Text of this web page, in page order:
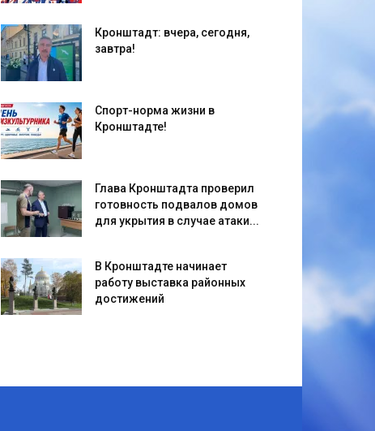
Кронштадт: вчера, сегодня,
завтра!
Спорт-норма жизни в
Кронштадте!
Глава Кронштадта проверил
готовность подвалов домов
для укрытия в случае атаки...
В Кронштадте начинает
работу выставка районных
достижений